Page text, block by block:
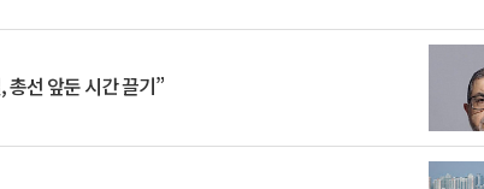
총선 앞둔 시간 끌기”